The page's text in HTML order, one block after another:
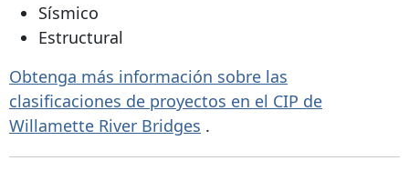
Sísmico
Estructural
Obtenga más información sobre las
clasificaciones de proyectos en el CIP de
Willamette River Bridges .